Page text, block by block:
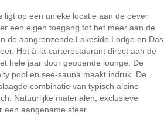
ligt op een unieke locatie aan de oever
een eigen toegang tot het meer aan de
de aangrenzende Lakeside Lodge en Das
Het à-la-carterestaurant direct aan de
hele jaar door geopende lounge. De
pool en see-sauna maakt indruk. De
combinatie van typisch alpine
Natuurlijke materialen, exclusieve
aangename sfeer.